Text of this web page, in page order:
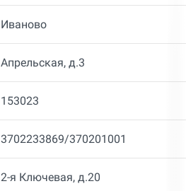
Иваново
Апрельская, д.3
153023
3702233869/370201001
2-я Ключевая, д.20